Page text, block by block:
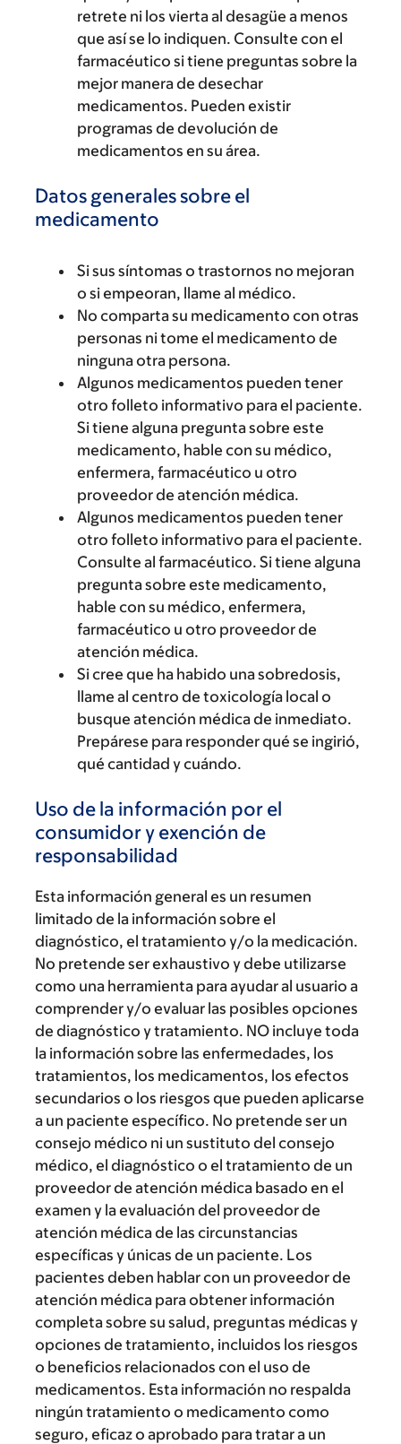
retrete ni los vierta al desagüe a menos
que así se lo indiquen. Consulte con el
farmacéutico si tiene preguntas sobre la
mejor manera de desechar
medicamentos. Pueden existir
programas de devolución de
medicamentos en su área.
Datos generales sobre el
medicamento
Si sus síntomas o trastornos no mejoran
o si empeoran, llame al médico.
No comparta su medicamento con otras
personas ni tome el medicamento de
ninguna otra persona.
Algunos medicamentos pueden tener
otro folleto informativo para el paciente.
Si tiene alguna pregunta sobre este
medicamento, hable con su médico,
enfermera, farmacéutico u otro
proveedor de atención médica.
Algunos medicamentos pueden tener
otro folleto informativo para el paciente.
Consulte al farmacéutico. Si tiene alguna
pregunta sobre este medicamento,
hable con su médico, enfermera,
farmacéutico u otro proveedor de
atención médica.
Si cree que ha habido una sobredosis,
llame al centro de toxicología local o
busque atención médica de inmediato.
Prepárese para responder qué se ingirió,
qué cantidad y cuándo.
Uso de la información por el
consumidor y exención de
responsabilidad
Esta información general es un resumen
limitado de la información sobre el
diagnóstico, el tratamiento y/o la medicación.
No pretende ser exhaustivo y debe utilizarse
como una herramienta para ayudar al usuario a
comprender y/o evaluar las posibles opciones
de diagnóstico y tratamiento. NO incluye toda
la información sobre las enfermedades, los
tratamientos, los medicamentos, los efectos
secundarios o los riesgos que pueden aplicarse
a un paciente específico. No pretende ser un
consejo médico ni un sustituto del consejo
médico, el diagnóstico o el tratamiento de un
proveedor de atención médica basado en el
examen y la evaluación del proveedor de
atención médica de las circunstancias
específicas y únicas de un paciente. Los
pacientes deben hablar con un proveedor de
atención médica para obtener información
completa sobre su salud, preguntas médicas y
opciones de tratamiento, incluidos los riesgos
o beneficios relacionados con el uso de
medicamentos. Esta información no respalda
ningún tratamiento o medicamento como
seguro, eficaz o aprobado para tratar a un